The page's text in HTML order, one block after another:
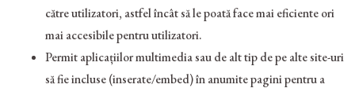
către utilizatori, astfel încât să le poată face mai eficiente ori
mai accesibile pentru utilizatori.
Permit aplicațiilor multimedia sau de alt tip de pe alte site-uri
să fie incluse (inserate/embed) în anumite pagini pentru a